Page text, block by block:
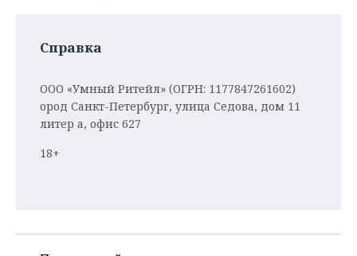
Справка
ООО «Умный Ритейл» (ОГРН: 1177847261602)
ород Санкт-Петербург, улица Седова, дом 11
литер а, офис 627
18+